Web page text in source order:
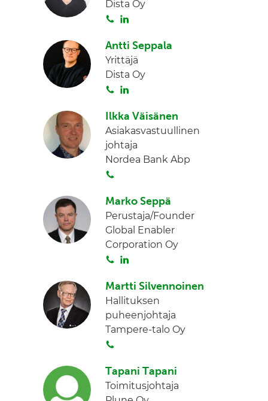
a e
n
Dista Oy
S
i
t
a
n
k
e
n
Antti Seppala
Yrittäjä
Dista Oy
S
i
t
a
n
k
e
d
Ilkka Väisänen
Asiakasvastuullinen
johtaja
Nordea Bank Abp
i
t
a
Marko Seppä
Perustaja/Founder
Global Enabler
Corporation Oy
S
i
t
a
n
k
e
d
Martti Silvennoinen
Hallituksen
puheenjohtaja
Tampere-talo Oy
i
t
Tapani Tapani
Toimitusjohtaja